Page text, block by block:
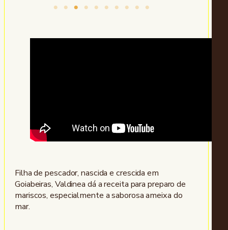
Filha de pescador, nascida e crescida em
Goiabeiras, Valdinea dá a receita para preparo de
mariscos, especialmente a saborosa ameixa do
mar.